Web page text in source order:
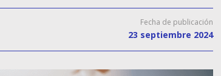
Fecha de publicación
23 septiembre 2024